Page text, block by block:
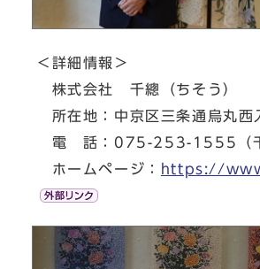
＜詳細情報＞
株式会社 千總（ちそう）
所在地：中京区三条通烏丸西
電 話：075-253-1555（千
ホームページ：
https://